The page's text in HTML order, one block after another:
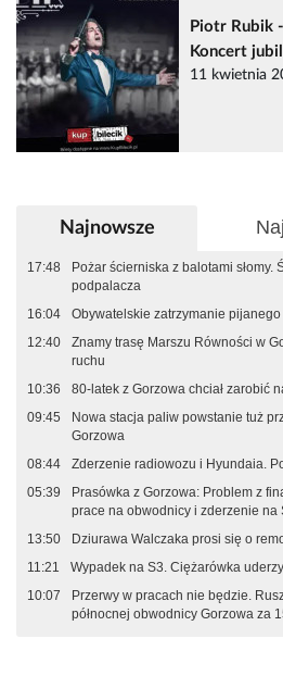
Piotr Rubik
Koncert
11 kwietnia
Najnowsze
17:48
Pożar ścierniska z balotami słomy.
podpalacza
16:04
Obywatelskie zatrzymanie
12:40
Znamy trasę Marszu Równości w
ruchu
10:36
80-latek z Gorzowa chciał zarobić
09:45
Nowa stacja paliw powstanie tuż
Gorzowa
08:44
Zderzenie radiowozu i Hyundaia.
05:39
Prasówka z Gorzowa: Problem z
prace na obwodnicy i zderzenie na
13:50
Dziurawa Walczaka prosi się o
11:21
Wypadek na S3. Ciężarówka
10:07
Przerwy w pracach nie będzie.
północnej obwodnicy Gorzowa za